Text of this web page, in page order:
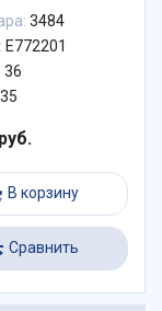
3484
E772201
36
35
В корзину
Сравнить